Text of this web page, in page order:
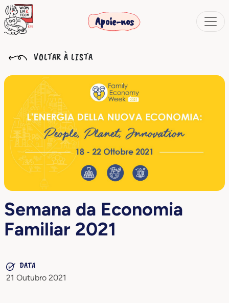
Apoie-nos
VOLTAR À LISTA
Semana da Economia
Familiar 2021
DATA
21 Outubro 2021